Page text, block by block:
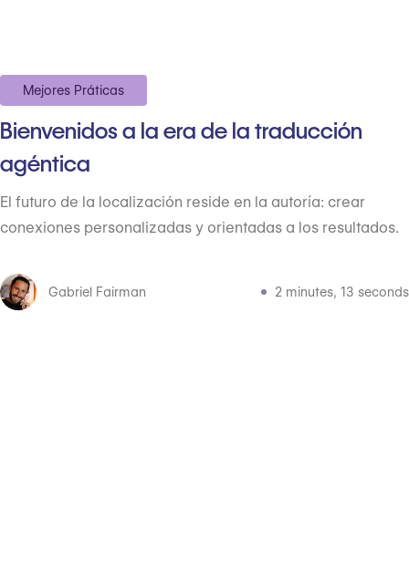
Mejores Práticas
Bienvenidos a la era de la traducción
agéntica
El futuro de la localización reside en la autoría: crear
conexiones personalizadas y orientadas a los resultados.
Gabriel Fairman 2 minutes, 13 seconds